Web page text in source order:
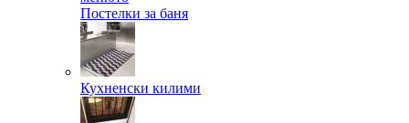
Постелки за баня
Кухненски килими